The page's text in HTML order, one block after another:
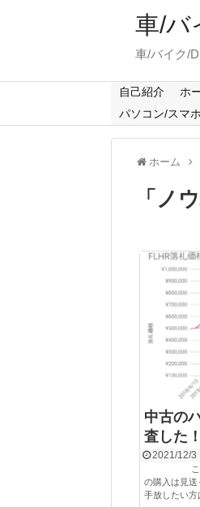
車/バ
車/バイク/
自己紹介 ホ
パソコン/スマ
ホーム
「 ノ
中古の
査した
2021/12/3
この記事
の購入は見送
手放したい方